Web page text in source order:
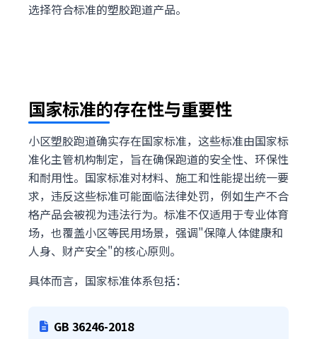
选择符合标准的塑胶跑道产品。
国家标准的存在性与重要性
小区塑胶跑道确实存在国家标准，这些标准由国家标
准化主管机构制定，旨在确保跑道的安全性、环保性
和耐用性。国家标准对材料、施工和性能提出统一要
求，违反这些标准可能面临法律处罚，例如生产不合
格产品会被视为违法行为。标准不仅适用于专业体育
场，也覆盖小区等民用场景，强调"保障人体健康和
人身、财产安全"的核心原则。
具体而言，国家标准体系包括：
GB 36246-2018